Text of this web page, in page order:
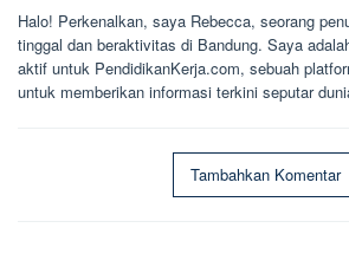
Halo! Perkenalkan, saya Rebecca, seorang
tinggal dan beraktivitas di Bandung. Saya
aktif untuk PendidikanKerja.com, sebuah
untuk memberikan informasi terkini seputar
Tambahkan Komentar